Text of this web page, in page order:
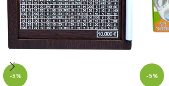
-5% -5%